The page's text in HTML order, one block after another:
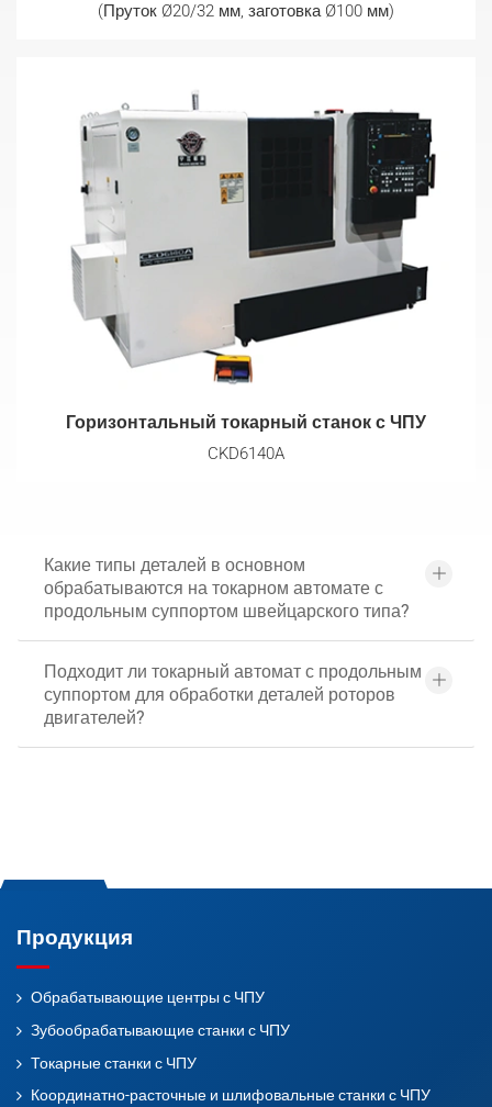
(Пруток Ø20/32 мм, заготовка Ø100 мм)
Горизонтальный токарный станок с ЧПУ
CKD6140A
Какие типы деталей в основном
обрабатываются на токарном автомате с
продольным суппортом швейцарского типа?
Подходит ли токарный автомат с продольным
суппортом для обработки деталей роторов
двигателей?
Продукция
Обрабатывающие центры с ЧПУ
Зубообрабатывающие станки с ЧПУ
Токарные станки с ЧПУ
Координатно-расточные и шлифовальные станки с ЧПУ